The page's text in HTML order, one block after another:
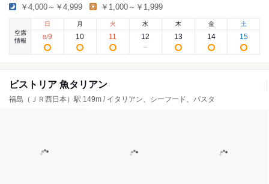
￥4,000～￥4,999 ￥1,000～￥1,999
空席
情報
日
8/9
月
10
火
11
水
12
木
13
金
14
土
15
ビストリア 魚タリアン
福島（ＪＲ西日本）駅 149m / イタリアン、シーフード、パスタ